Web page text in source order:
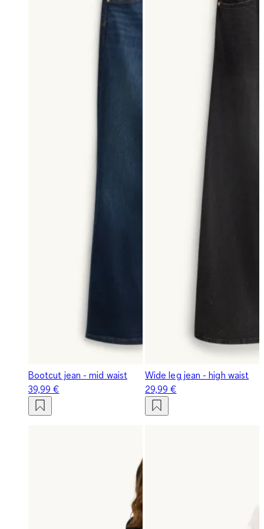
Bootcut jean - mid waist
39,99 €
Wide leg jean - high waist
29,99 €